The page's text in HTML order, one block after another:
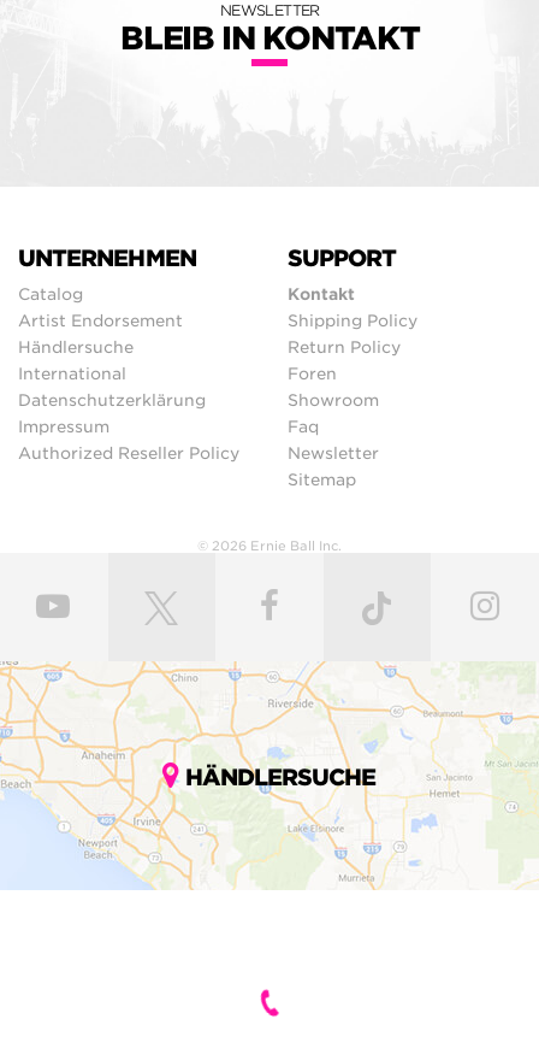
NEWSLETTER
BLEIB IN KONTAKT
UNTERNEHMEN
Catalog
Artist Endorsement
Händlersuche
International
Datenschutzerklärung
Impressum
Authorized Reseller Policy
SUPPORT
Kontakt
Shipping Policy
Return Policy
Foren
Showroom
Faq
Newsletter
Sitemap
© 2026 Ernie Ball Inc.
HÄNDLERSUCHE